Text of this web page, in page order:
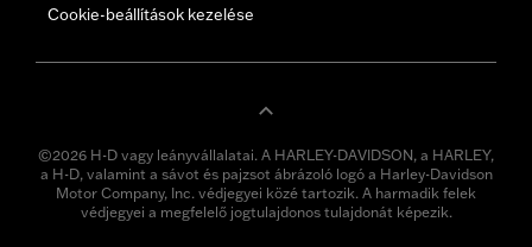
Cookie-beállítások kezelése
©2026 H-D vagy leányvállalatai. A HARLEY-DAVIDSON, a HARLEY,
a H-D, valamint a sávot és pajzsot ábrázoló logó a Harley-Davidson
Motor Company, Inc. védjegyei közé tartozik. A harmadik felek
védjegyei a megfelelő jogtulajdonos tulajdonát képezik.